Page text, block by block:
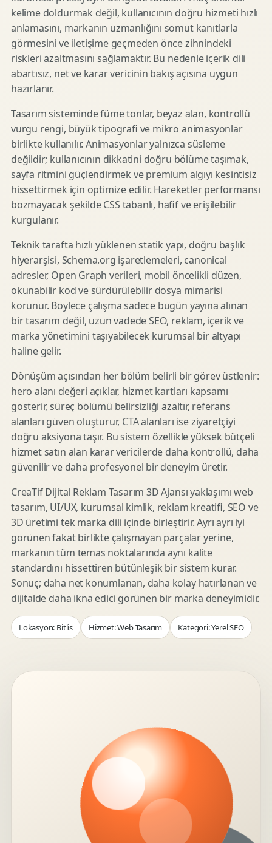
kelime doldurmak değil, kullanıcının doğru hizmeti hızlı
anlamasını, markanın uzmanlığını somut kanıtlarla
görmesini ve iletişime geçmeden önce zihnindeki
riskleri azaltmasını sağlamaktır. Bu nedenle içerik dili
abartısız, net ve karar vericinin bakış açısına uygun
hazırlanır.
Tasarım sisteminde füme tonlar, beyaz alan, kontrollü
vurgu rengi, büyük tipografi ve mikro animasyonlar
birlikte kullanılır. Animasyonlar yalnızca süsleme
değildir; kullanıcının dikkatini doğru bölüme taşımak,
sayfa ritmini güçlendirmek ve premium algıyı kesintisiz
hissettirmek için optimize edilir. Hareketler performansı
bozmayacak şekilde CSS tabanlı, hafif ve erişilebilir
kurgulanır.
Teknik tarafta hızlı yüklenen statik yapı, doğru başlık
hiyerarşisi, Schema.org işaretlemeleri, canonical
adresler, Open Graph verileri, mobil öncelikli düzen,
okunabilir kod ve sürdürülebilir dosya mimarisi
korunur. Böylece çalışma sadece bugün yayına alınan
bir tasarım değil, uzun vadede SEO, reklam, içerik ve
marka yönetimini taşıyabilecek kurumsal bir altyapı
haline gelir.
Dönüşüm açısından her bölüm belirli bir görev üstlenir:
hero alanı değeri açıklar, hizmet kartları kapsamı
gösterir, süreç bölümü belirsizliği azaltır, referans
alanları güven oluşturur, CTA alanları ise ziyaretçiyi
doğru aksiyona taşır. Bu sistem özellikle yüksek bütçeli
hizmet satın alan karar vericilerde daha kontrollü, daha
güvenilir ve daha profesyonel bir deneyim üretir.
CreaTif Dijital Reklam Tasarım 3D Ajansı yaklaşımı web
tasarım, UI/UX, kurumsal kimlik, reklam kreatifi, SEO ve
3D üretimi tek marka dili içinde birleştirir. Ayrı ayrı iyi
görünen fakat birlikte çalışmayan parçalar yerine,
markanın tüm temas noktalarında aynı kalite
standardını hissettiren bütünleşik bir sistem kurar.
Sonuç; daha net konumlanan, daha kolay hatırlanan ve
dijitalde daha ikna edici görünen bir marka deneyimidir.
Lokasyon: Bitlis Hizmet: Web Tasarım Kategori: Yerel SEO